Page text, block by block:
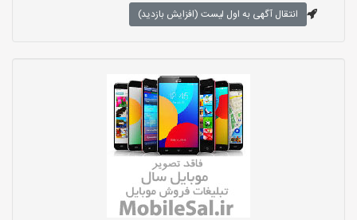
انتقال آگهی به اول لیست (افزایش بازدید)